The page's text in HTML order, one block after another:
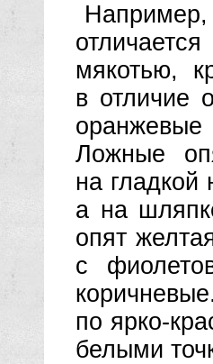
мякотью,
в отличие
Ложные
на гладкой
а на
опят
с
по ярко-
белыми